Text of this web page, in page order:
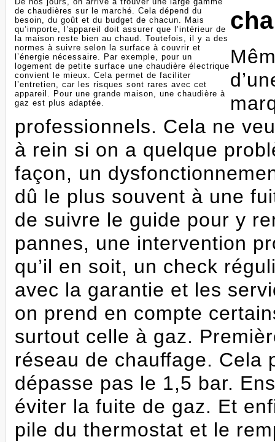
de chaudières sur le marché. Cela dépend du
besoin, du goût et du budget de chacun. Mais
qu’importe, l’appareil doit assurer que l’intérieur de
la maison reste bien au chaud. Toutefois, il y a des
normes à suivre selon la surface à couvrir et
l’énergie nécessaire. Par exemple, pour un
logement de petite surface une chaudière électrique
convient le mieux. Cela permet de faciliter
l’entretien, car les risques sont rares avec cet
appareil. Pour une grande maison, une chaudière à
gaz est plus adaptée.
professionnels. Cela ne
à rein si on a quelque
façon, un
dû le plus souvent à une
de suivre le guide pour y
pannes, une intervention
qu’il en soit, un check
avec la garantie et les
on prend en compte
surtout celle à gaz.
réseau de chauffage. Cela
dépasse pas le 1,5 bar.
éviter la fuite de gaz. Et
pile du thermostat et le